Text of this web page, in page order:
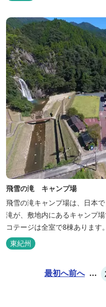
飛雪の滝 キャンプ場
飛雪の滝キャンプ場は、日本
滝が、敷地内にあるキャンプ
コテージは全室で8棟あります
ナが人気です。
東紀州
最初へ前へ ...